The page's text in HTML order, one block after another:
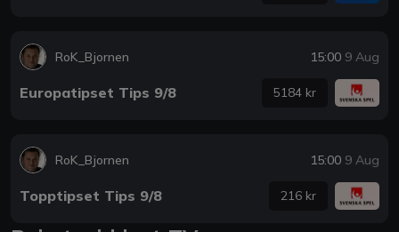
RoK_Bjornen 15:00 9 Aug
Europatipset Tips 9/8 5184 kr
RoK_Bjornen 15:00 9 Aug
Topptipset Tips 9/8 216 kr